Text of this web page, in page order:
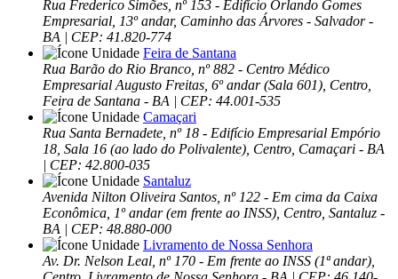
Rua Frederico Simões, nº 153 - Edifício Orlando Gomes
Empresarial, 13º andar, Caminho das Árvores - Salvador -
BA | CEP: 41.820-774
Feira de Santana
Rua Barão do Rio Branco, nº 882 - Centro Médico
Empresarial Augusto Freitas, 6º andar (Sala 601), Centro,
Feira de Santana - BA | CEP: 44.001-535
Camaçari
Rua Santa Bernadete, nº 18 - Edifício Empresarial Empório
18, Sala 16 (ao lado do Polivalente), Centro, Camaçari - BA
| CEP: 42.800-035
Santaluz
Avenida Nilton Oliveira Santos, nº 122 - Em cima da Caixa
Econômica, 1º andar (em frente ao INSS), Centro, Santaluz -
BA | CEP: 48.880-000
Livramento de Nossa Senhora
Av. Dr. Nelson Leal, nº 170 - Em frente ao INSS (1ª andar),